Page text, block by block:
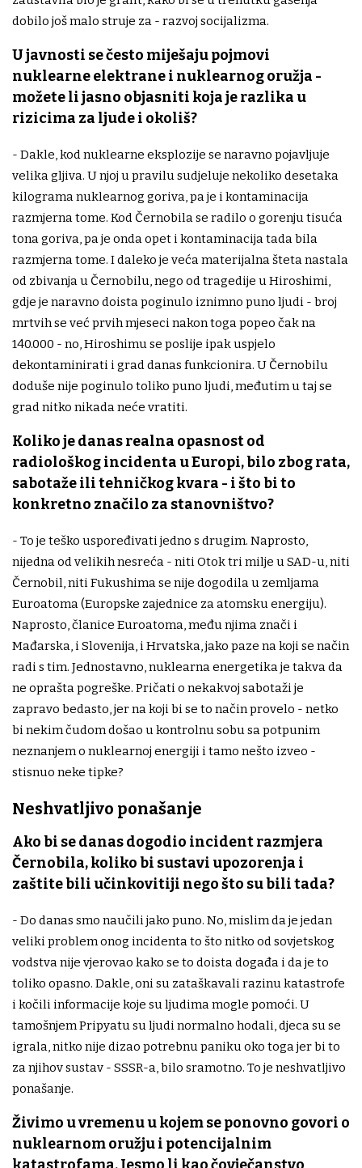
dobilo još malo struje za - razvoj socijalizma.
U javnosti se često miješaju pojmovi
nuklearne elektrane i nuklearnog oružja -
možete li jasno objasniti koja je razlika u
rizicima za ljude i okoliš?
- Dakle, kod nuklearne eksplozije se naravno pojavljuje
velika gljiva. U njoj u pravilu sudjeluje nekoliko desetaka
kilograma nuklearnog goriva, pa je i kontaminacija
razmjerna tome. Kod Černobila se radilo o gorenju tisuća
tona goriva, pa je onda opet i kontaminacija tada bila
razmjerna tome. I daleko je veća materijalna šteta nastala
od zbivanja u Černobilu, nego od tragedije u Hiroshimi,
gdje je naravno doista poginulo iznimno puno ljudi - broj
mrtvih se već prvih mjeseci nakon toga popeo čak na
140.000 - no, Hiroshimu se poslije ipak uspjelo
dekontaminirati i grad danas funkcionira. U Černobilu
doduše nije poginulo toliko puno ljudi, međutim u taj se
grad nitko nikada neće vratiti.
Koliko je danas realna opasnost od
radiološkog incidenta u Europi, bilo zbog rata,
sabotaže ili tehničkog kvara - i što bi to
konkretno značilo za stanovništvo?
- To je teško uspoređivati jedno s drugim. Naprosto,
nijedna od velikih nesreća - niti Otok tri milje u SAD-u, niti
Černobil, niti Fukushima se nije dogodila u zemljama
Euroatoma (Europske zajednice za atomsku energiju).
Naprosto, članice Euroatoma, među njima znači i
Mađarska, i Slovenija, i Hrvatska, jako paze na koji se način
radi s tim. Jednostavno, nuklearna energetika je takva da
ne oprašta pogreške. Pričati o nekakvoj sabotaži je
zapravo bedasto, jer na koji bi se to način provelo - netko
bi nekim čudom došao u kontrolnu sobu sa potpunim
neznanjem o nuklearnoj energiji i tamo nešto izveo -
stisnuo neke tipke?
Neshvatljivo ponašanje
Ako bi se danas dogodio incident razmjera
Černobila, koliko bi sustavi upozorenja i
zaštite bili učinkovitiji nego što su bili tada?
- Do danas smo naučili jako puno. No, mislim da je jedan
veliki problem onog incidenta to što nitko od sovjetskog
vodstva nije vjerovao kako se to doista događa i da je to
toliko opasno. Dakle, oni su zataškavali razinu katastrofe
i kočili informacije koje su ljudima mogle pomoći. U
tamošnjem Pripyatu su ljudi normalno hodali, djeca su se
igrala, nitko nije dizao potrebnu paniku oko toga jer bi to
za njihov sustav - SSSR-a, bilo sramotno. To je neshvatljivo
ponašanje.
Živimo u vremenu u kojem se ponovno govori o
nuklearnom oružju i potencijalnim